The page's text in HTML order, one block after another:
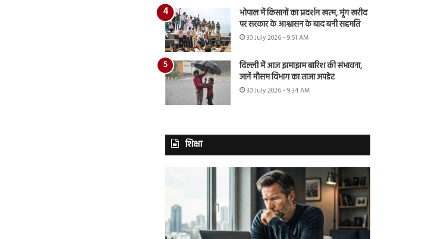
भोपाल में किसानों का प्रदर्शन खत्म, मूंग खरीद
पर सरकार के आश्वासन के बाद बनी सहमति
30 July 2026 - 9:51 AM
दिल्ली में आज झमाझम बारिश की संभावना,
जानें मौसम विभाग का ताजा अपडेट
30 July 2026 - 9:34 AM
शिक्षा